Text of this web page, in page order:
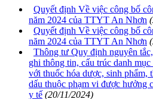
Quyết định Về việc công bố
năm 2024 của TTYT An Nhơn
Quyết định Về việc công bố
năm 2024 của TTYT An Nhơn
Thông tư Quy định nguyên
ghi thông tin, cấu trúc danh
với thuốc hóa dược, sinh phẩm,
dấu thuộc phạm vi được hưởng
y tế (20/11/2024)